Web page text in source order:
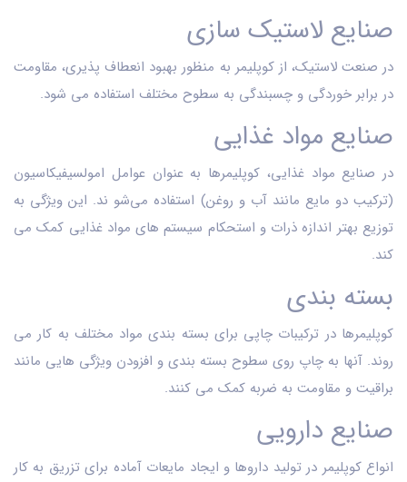
صنایع لاستیک ‌سازی
در صنعت لاستیک، از کوپلیمر به منظور بهبود انعطاف ‌پذیری، مقاومت
در برابر خوردگی و چسبندگی به سطوح مختلف استفاده می شود.
صنایع مواد غذایی
در صنایع مواد غذایی، کوپلیمرها به عنوان عوامل امولسیفیکاسیون
(ترکیب دو مایع مانند آب و روغن) استفاده می‌شو ند. این ویژگی به
توزیع بهتر اندازه ذرات و استحکام سیستم‌ های مواد غذایی کمک می
‌کند.
بسته ‌بندی
کوپلیمرها در ترکیبات چاپی برای بسته ‌بندی مواد مختلف به کار می
‌روند. آنها به چاپ روی سطوح بسته ‌بندی و افزودن ویژگی ‌هایی مانند
براقیت و مقاومت به ضربه کمک می ‌کنند.
صنایع دارویی
انواع کوپلیمر در تولید داروها و ایجاد مایعات آماده برای تزریق به کار